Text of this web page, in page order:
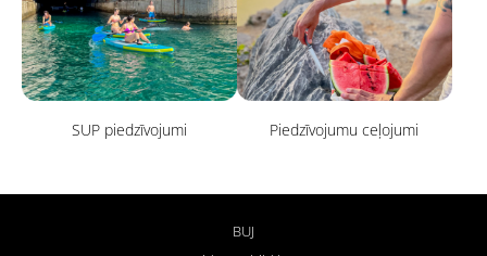
SUP piedzīvojumi Piedzīvojumu ceļojumi
BUJ